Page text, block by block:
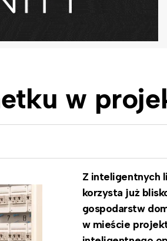
w
Z inteligentnych
korzysta już
gospodarstw
w mieście